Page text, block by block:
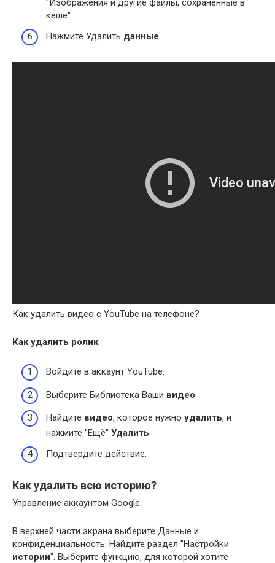
"Изображения и другие файлы, сохраненные в
кеше".
Нажмите Удалить данные.
Как удалить видео с YouTube на телефоне?
Как удалить ролик
Войдите в аккаунт YouTube.
Выберите Библиотека Ваши видео.
Найдите видео, которое нужно удалить, и
нажмите "Ещё" Удалить.
Подтвердите действие.
Как удалить всю историю?
Управление аккаунтом Google.
В верхней части экрана выберите Данные и
конфиденциальность. Найдите раздел "Настройки
истории". Выберите функцию, для которой хотите